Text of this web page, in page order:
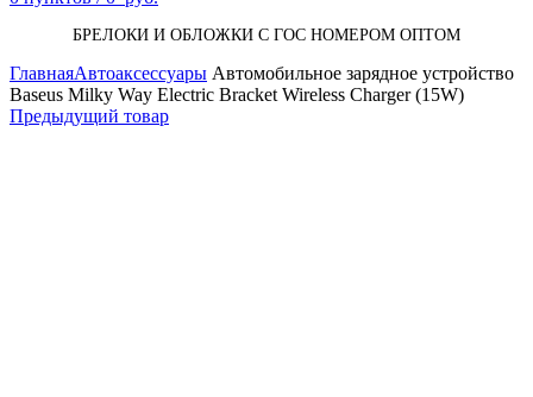
БРЕЛОКИ И ОБЛОЖКИ С ГОС НОМЕРОМ ОПТОМ
ГлавнаяАвтоаксессуары Автомобильное зарядное устройство
Baseus Milky Way Electric Bracket Wireless Charger (15W)
Предыдущий товар